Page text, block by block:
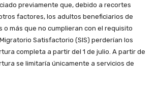
previamente que, debido a recortes
factores, los adultos beneficiarios de
o más que no cumplieran con el requisito
Satisfactorio (SIS) perderían los
completa a partir del 1 de julio. A partir de
se limitaría únicamente a servicios de